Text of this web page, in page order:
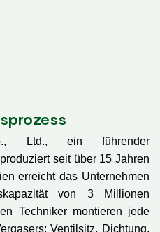
Ltd., ein führender
seit über 15 Jahren
erreicht das Unternehmen
von 3 Millionen
Techniker montieren jede
Ventilsitz, Dichtung,